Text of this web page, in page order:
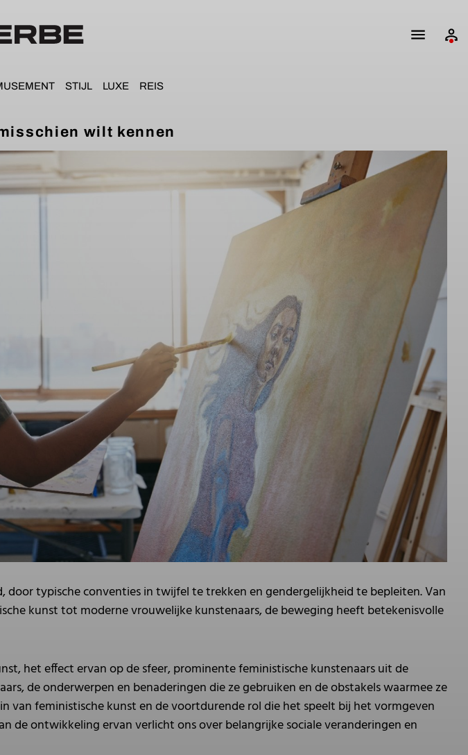
STIJL LUXE REIS
wilt kennen
typische conventies in twijfel te trekken en gendergelijkheid te bepleiten. Van
kunst tot moderne vrouwelijke kunstenaars, de beweging heeft betekenisvolle
het effect ervan op de sfeer, prominente feministische kunstenaars uit de
de onderwerpen en benaderingen die ze gebruiken en de obstakels waarmee ze
van feministische kunst en de voortdurende rol die het speelt bij het vormgeven
de ontwikkeling ervan verlicht ons over belangrijke sociale veranderingen en